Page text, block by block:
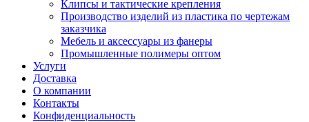
Клипсы и тактические крепления
Производство изделий из пластика по чертежам
заказчика
Мебель и аксессуары из фанеры
Промышленные полимеры оптом
Услуги
Доставка
О компании
Контакты
Конфиденциальность